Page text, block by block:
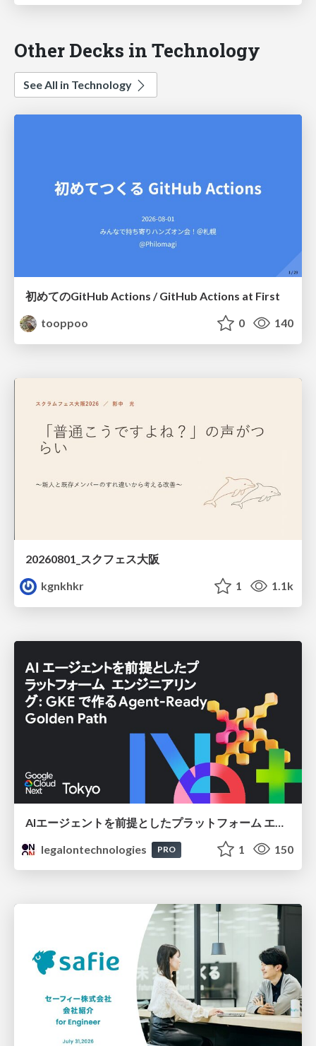
Other Decks in Technology
See All in Technology
初めてのGitHub Actions / GitHub Actions at First
tooppoo
0 140
20260801_スクフェス大阪
kgnkhkr
1 1.1k
legalontechnologies
PRO 1 150